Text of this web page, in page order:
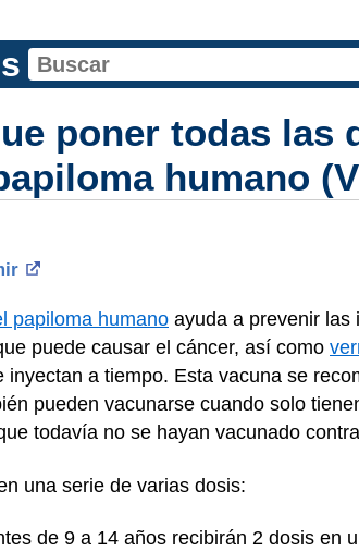
poner todas las
humano
papiloma humano ayuda a prevenir las
puede causar el cáncer, así como
inyectan a tiempo. Esta vacuna se
pueden vacunarse cuando solo
todavía no se hayan vacunado
una serie de varias dosis:
de 9 a 14 años recibirán 2 dosis en